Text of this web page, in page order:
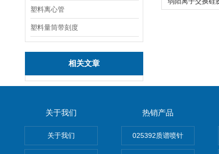
塑料离心管
塑料量筒带刻度
相关文章
关于我们
关于我们
热销产品
025392质谱喷针